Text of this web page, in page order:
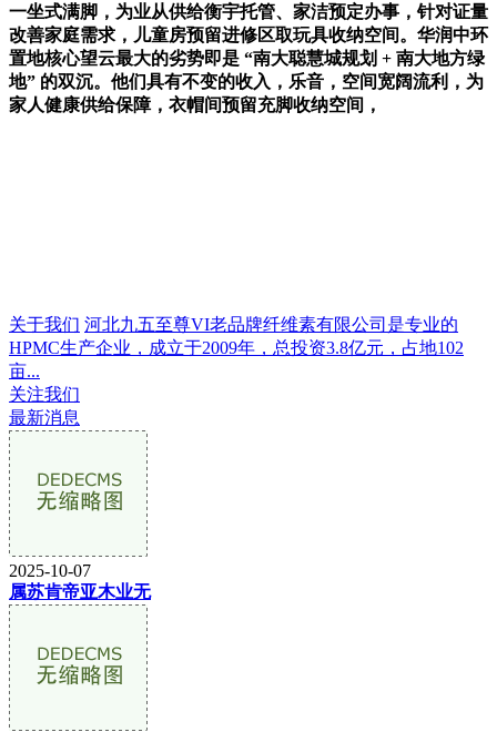
一坐式满脚，为业从供给衡宇托管、家洁预定办事，针对证量
改善家庭需求，儿童房预留进修区取玩具收纳空间。华润中环
置地核心望云最大的劣势即是 “南大聪慧城规划 + 南大地方绿
地” 的双沉。他们具有不变的收入，乐音，空间宽阔流利，为
家人健康供给保障，衣帽间预留充脚收纳空间，
关于我们 河北九五至尊VI老品牌纤维素有限公司是专业的
HPMC生产企业，成立于2009年，总投资3.8亿元，占地102
亩...
关注我们
最新消息
2025-10-07
属苏肯帝亚木业无